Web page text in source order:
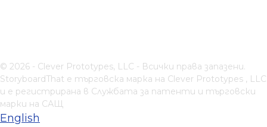
© 2026 - Clever Prototypes, LLC - Всички права запазени.
StoryboardThat е търговска марка на Clever Prototypes , LLC
и е регистрирана в Службата за патенти и търговски
марки на САЩ
English